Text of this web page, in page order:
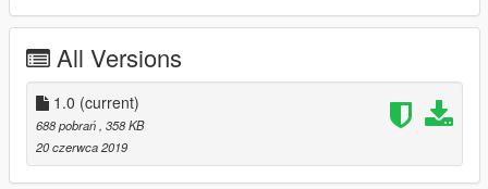
All Versions
1.0 (current)
688 pobrań , 358 KB
20 czerwca 2019